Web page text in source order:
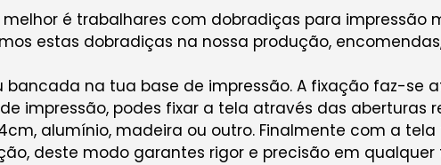
é trabalhares com dobradiças para impressão
estas dobradiças na nossa produção,
na tua base de impressão. A fixação faz-se
impressão, podes fixar a tela através das aberturas
alumínio, madeira ou outro. Finalmente com a
deste modo garantes rigor e precisão em qualquer